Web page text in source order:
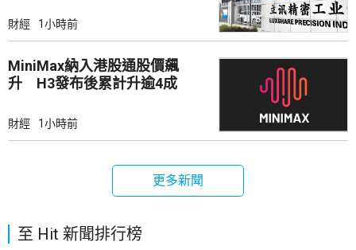
財經 1小時前
MiniMax納入港股通股價飆
升 H3發布後累計升逾4成
財經 1小時前
更多新聞
至 Hit 新聞排行榜